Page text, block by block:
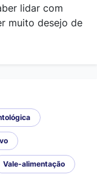
lidar com
muito desejo de
Vale-alimentação